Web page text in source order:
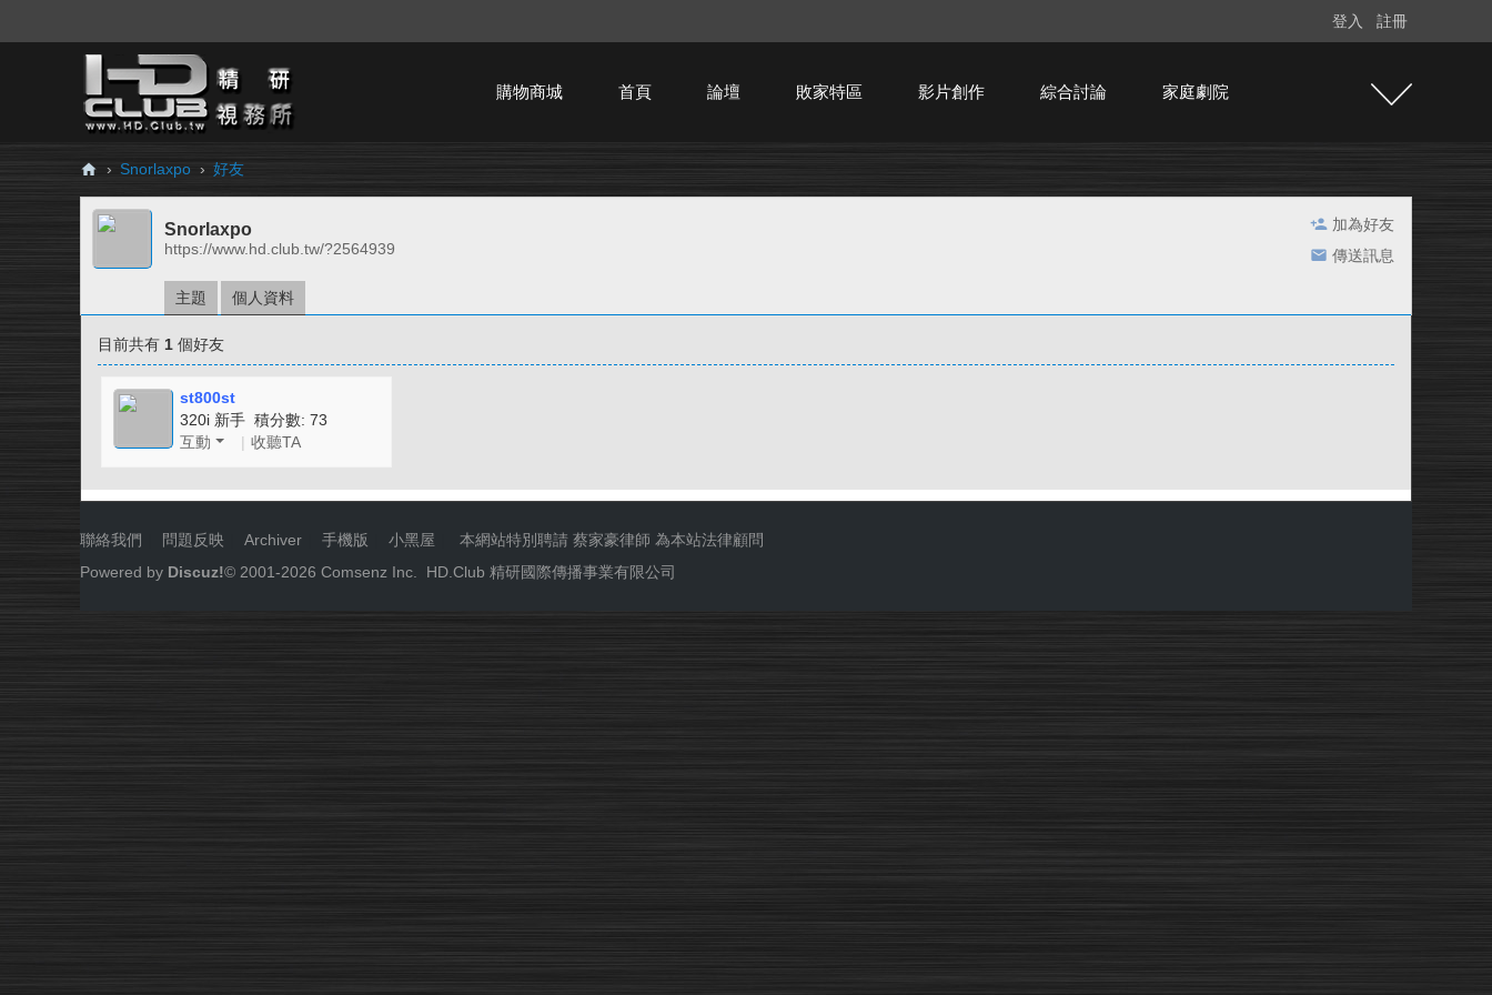
登入 註冊
購物商城 首頁 論壇 敗家特區 影片創作 綜合討論 家庭劇院
H
Cl
› Snorlaxpo › 好友
加為好友
傳送訊息
Snorlaxpo
https://www.hd.club.tw/?2564939
主題 個人資料
目前共有 1 個好友
st800st
320i 新手 積分數: 73
互動
| 收聽TA
聯絡我們 問題反映 Archiver 手機版 小黑屋 本網站特別聘請 蔡家豪律師 為本站法律顧問
Powered by Discuz!© 2001-2026 Comsenz Inc. HD.Club 精研國際傳播事業有限公司